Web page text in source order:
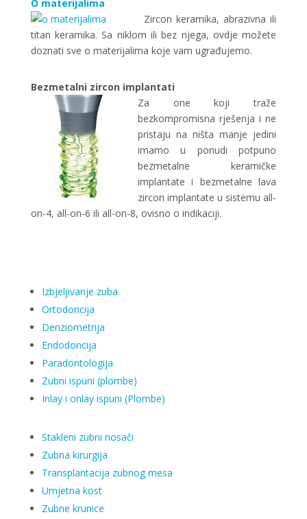
O materijalima
Zircon keramika, abrazivna ili
titan keramika. Sa niklom ili bez njega, ovdje možete
doznati sve o materijalima koje vam ugrađujemo.
Bezmetalni zircon implantati
Za one koji traže
bezkompromisna rješenja i ne
pristaju na ništa manje jedini
imamo u ponudi potpuno
bezmetalne keramičke
implantate i bezmetalne lava
zircon implantate u sistemu all-
on-4, all-on-6 ili all-on-8, ovisno o indikaciji.
Izbjeljivanje zuba
Ortodoncija
Denziometrija
Endodoncija
Paradontologija
Zubni ispuni (plombe)
Inlay i onlay ispuni (Plombe)
Stakleni zubni nosači
Zubna kirurgija
Transplantacija zubnog mesa
Umjetna kost
Zubne krunice